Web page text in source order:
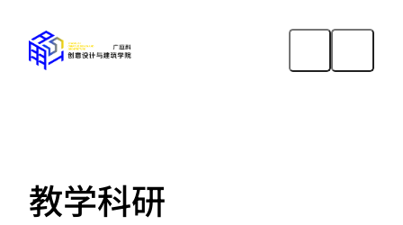
教学科研